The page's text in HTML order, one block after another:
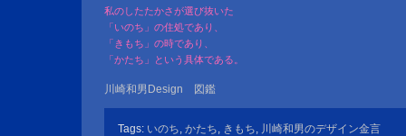
私のしたたかさが選び抜いた
「いのち」の住処であり、
「きもち」の時であり、
「かたち」という具体である。
川崎和男Design 図鑑
Tags: いのち かたち きもち
川崎和男のデザイン金言